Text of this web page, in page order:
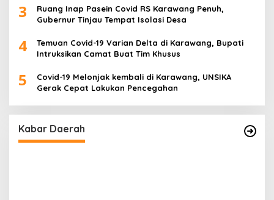
3
Ruang Inap Pasein Covid RS Karawang Penuh,
Gubernur Tinjau Tempat Isolasi Desa
4
Temuan Covid-19 Varian Delta di Karawang, Bupati
Intruksikan Camat Buat Tim Khusus
5
Covid-19 Melonjak kembali di Karawang, UNSIKA
Gerak Cepat Lakukan Pencegahan
Kabar Daerah